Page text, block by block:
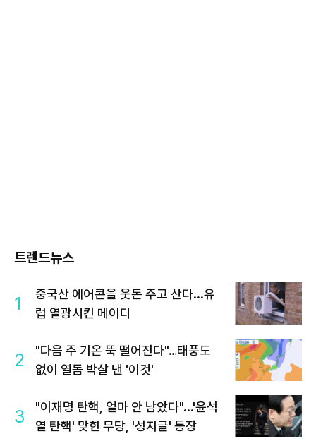
트렌드뉴스
1
중국산 에어콘을 웃돈 주고 산다...유
럽 열광시킨 메이디
2
"다음 주 기온 뚝 떨어진다"…태풍도
없이 열돔 박살 낸 '이것'
3
"이재명 탄핵, 얼마 안 남았다"...'윤석
열 탄핵' 맞힌 무당, '성지글' 등장